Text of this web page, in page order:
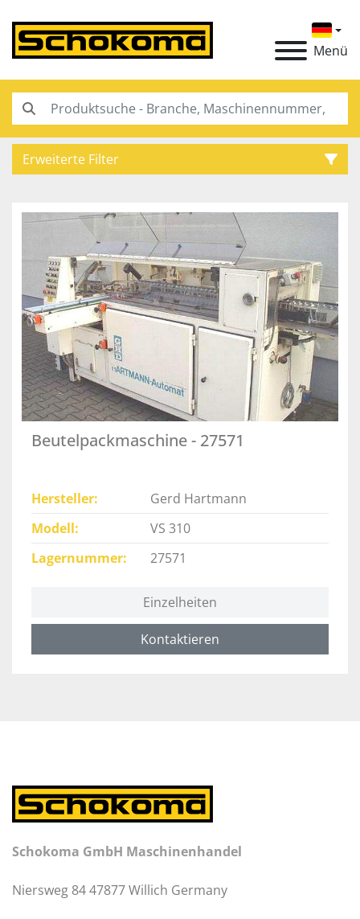
Menü
Erweiterte Filter
Hersteller
Beutelpackmaschine - 27571
Hersteller
Gerd Hartmann
Modell
VS 310
Lagernummer
27571
Einzelheiten
Kontaktieren
Schokoma GmbH Maschinenhandel
Niersweg 84 47877 Willich Germany